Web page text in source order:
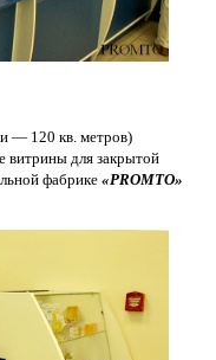
— 120 кв. метров)
витрины для закрытой
фабрике «PROMTO»